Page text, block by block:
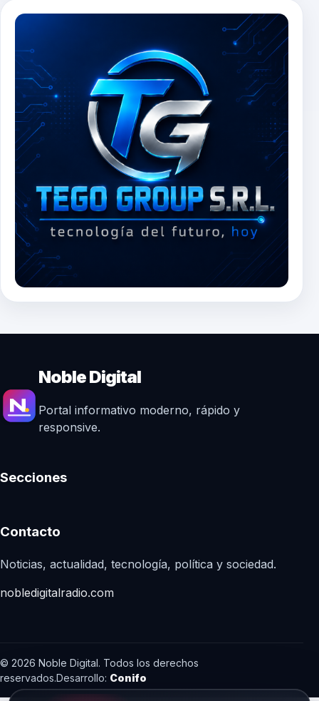
Noble Digital
Portal informativo moderno, rápido y
responsive.
Secciones
Contacto
Noticias, actualidad, tecnología, política y sociedad.
nobledigitalradio.com
© 2026 Noble Digital. Todos los derechos
reservados.Desarrollo: Conifo